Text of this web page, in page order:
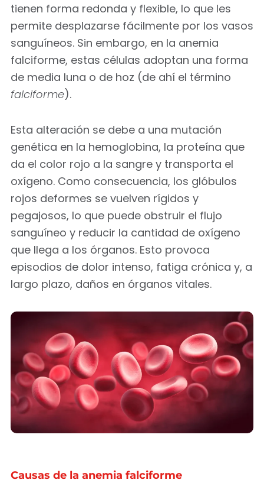
tienen forma redonda y flexible, lo que les
permite desplazarse fácilmente por los vasos
sanguíneos. Sin embargo, en la anemia
falciforme, estas células adoptan una forma
de media luna o de hoz (de ahí el término
falciforme).
Esta alteración se debe a una mutación
genética en la hemoglobina, la proteína que
da el color rojo a la sangre y transporta el
oxígeno. Como consecuencia, los glóbulos
rojos deformes se vuelven rígidos y
pegajosos, lo que puede obstruir el flujo
sanguíneo y reducir la cantidad de oxígeno
que llega a los órganos. Esto provoca
episodios de dolor intenso, fatiga crónica y, a
largo plazo, daños en órganos vitales.
Causas de la anemia falciforme